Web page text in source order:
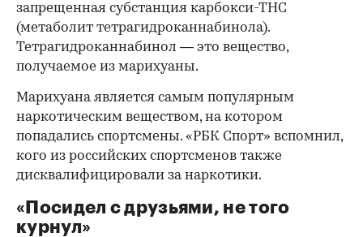
запрещенная субстанция карбокси-ТНС
(метаболит тетрагидроканнабинола).
Тетрагидроканнабинол — это вещество,
получаемое из марихуаны.
Марихуана является самым популярным
наркотическим веществом, на котором
попадались спортсмены. «РБК Спорт» вспомнил,
кого из российских спортсменов также
дисквалифицировали за наркотики.
«Посидел с друзьями, не того
курнул»